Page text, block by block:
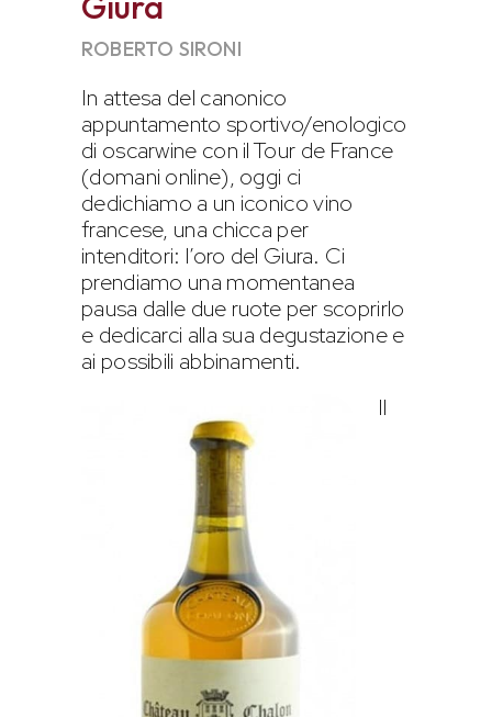
ROBERTO SIRONI
In attesa del canonico
appuntamento sportivo/enologico
di oscarwine con il Tour de France
(domani online), oggi ci
dedichiamo a un iconico vino
francese, una chicca per
intenditori: l’oro del Giura. Ci
prendiamo una momentanea
pausa dalle due ruote per scoprirlo
e dedicarci alla sua degustazione e
ai possibili abbinamenti.
Il